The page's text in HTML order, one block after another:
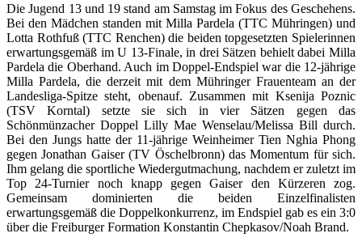
Die Jugend 13 und 19 stand am Samstag im Fokus des Geschehens.
Bei den Mädchen standen mit Milla Pardela (TTC Mühringen) und
Lotta Rothfuß (TTC Renchen) die beiden topgesetzten Spielerinnen
erwartungsgemäß im U 13-Finale, in drei Sätzen behielt dabei Milla
Pardela die Oberhand. Auch im Doppel-Endspiel war die 12-jährige
Milla Pardela, die derzeit mit dem Mühringer Frauenteam an der
Landesliga-Spitze steht, obenauf. Zusammen mit Ksenija Poznic
(TSV Korntal) setzte sie sich in vier Sätzen gegen das
Schönmünzacher Doppel Lilly Mae Wenselau/Melissa Bill durch.
Bei den Jungs hatte der 11-jährige Weinheimer Tien Nghia Phong
gegen Jonathan Gaiser (TV Öschelbronn) das Momentum für sich.
Ihm gelang die sportliche Wiedergutmachung, nachdem er zuletzt im
Top 24-Turnier noch knapp gegen Gaiser den Kürzeren zog.
Gemeinsam dominierten die beiden Einzelfinalisten
erwartungsgemäß die Doppelkonkurrenz, im Endspiel gab es ein 3:0
über die Freiburger Formation Konstantin Chepkasov/Noah Brand.